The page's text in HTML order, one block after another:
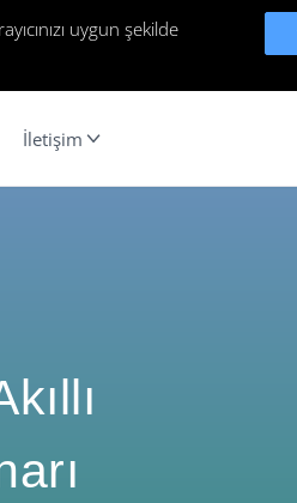
uygun şekilde
İletişim